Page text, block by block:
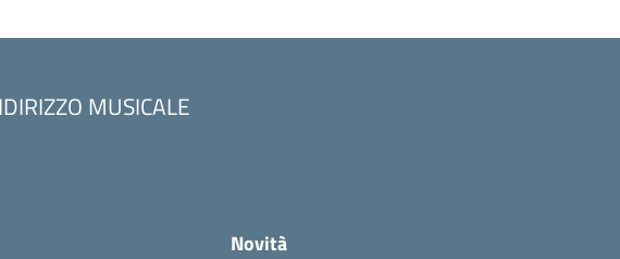
MUSICALE
Novità